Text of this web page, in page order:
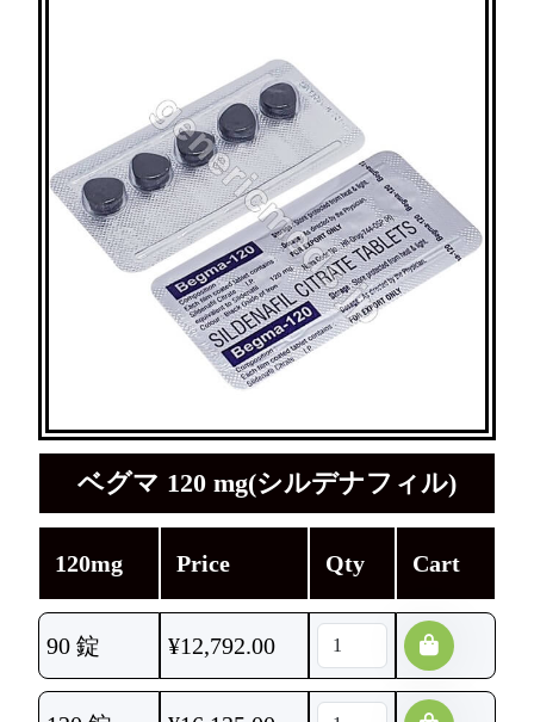
ベグマ 120 mg(シルデナフィル)
120mg Price Qty Cart
90 錠 ¥12,792.00